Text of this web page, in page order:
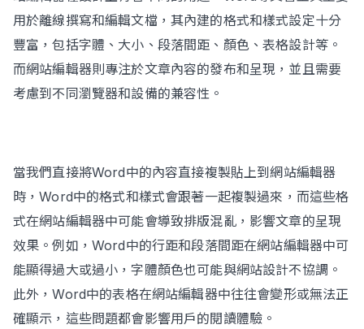
用於離線撰寫和編輯文檔，其內建的格式和樣式設定十分
豐富，包括字體、大小、段落間距、顏色、表格設計等。
而網站編輯器則專注於文章內容的發布和呈現，並且需要
考慮到不同瀏覽器和設備的兼容性。
當我們直接將Word中的內容直接複製貼上到網站編輯器
時，Word中的格式和樣式會跟著一起複製過來，而這些格
式在網站編輯器中可能會導致排版混亂，影響文章的呈現
效果。例如，Word中的行距和段落間距在網站編輯器中可
能顯得過大或過小，字體顏色也可能與網站設計不協調。
此外，Word中的表格在網站編輯器中往往會變形或無法正
確顯示，這些問題都會影響用戶的閱讀體驗。